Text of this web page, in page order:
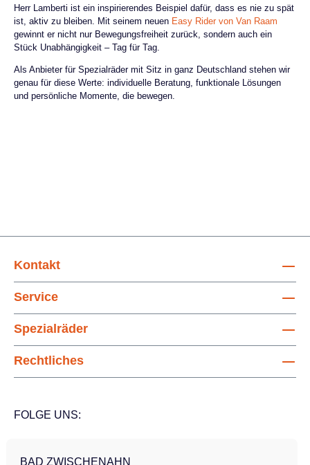
Herr Lamberti ist ein inspirierendes Beispiel dafür, dass es nie zu spät
ist, aktiv zu bleiben. Mit seinem neuen Easy Rider von Van Raam
gewinnt er nicht nur Bewegungsfreiheit zurück, sondern auch ein
Stück Unabhängigkeit – Tag für Tag.
Als Anbieter für Spezialräder mit Sitz in ganz Deutschland stehen wir
genau für diese Werte: individuelle Beratung, funktionale Lösungen
und persönliche Momente, die bewegen.
Kontakt
Service
Spezialräder
Rechtliches
FOLGE UNS:
BAD ZWISCHENAHN